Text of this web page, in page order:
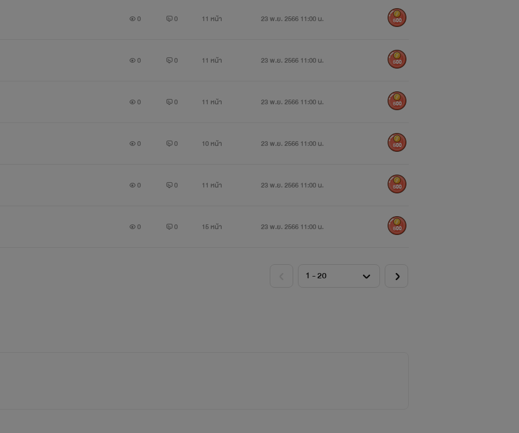
0 0 11 หน้า 23 พ.ย. 2566 11:00 น. 500
0 0 11 หน้า 23 พ.ย. 2566 11:00 น. 500
0 0 11 หน้า 23 พ.ย. 2566 11:00 น. 500
0 0 10 หน้า 23 พ.ย. 2566 11:00 น. 500
0 0 11 หน้า 23 พ.ย. 2566 11:00 น. 500
0 0 15 หน้า 23 พ.ย. 2566 11:00 น. 500